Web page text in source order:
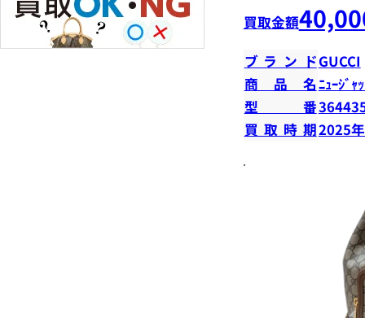
買取金額
ブランドGUCCI
商品名ﾆｭｰｼﾞｬ
型番
買取時期2025